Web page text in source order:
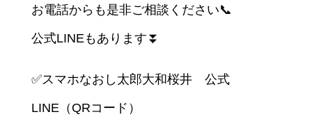
お電話からも是非ご相談ください📞
公式LINEもあります⏬
✅スマホなおし太郎大和桜井 公式
LINE（QRコード）